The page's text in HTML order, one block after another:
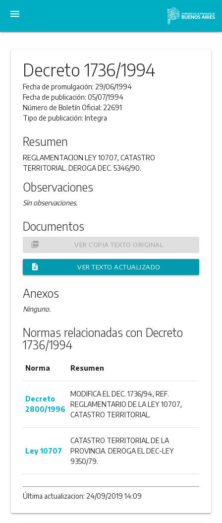
menu
Decreto 1736/1994
Fecha de promulgación: 29/06/1994
Fecha de publicación:05/07/1994
Número de Boletín Oficial: 22691
Tipo de publicación:Integra
Resumen
REGLAMENTACION LEY 10707, CATASTRO
TERRITORIAL. DEROGA DEC. 5346/90.
Observaciones
Sin observaciones.
Documentos
picture_as_pdf VER COPIA TEXTO ORIGINAL
description VER TEXTO ACTUALIZADO
Anexos
Ninguno.
Normas relacionadas con Decreto
1736/1994
Norma Resumen
Decreto
2800/1996
MODIFICA EL DEC. 1736/94, REF.
REGLAMENTARIO DE LA LEY 10707,
CATASTRO TERRITORIAL.
Ley 10707
CATASTRO TERRITORIAL DE LA
PROVINCIA. DEROGA EL DEC-LEY
9350/79.
Última actualizacion: 24/09/2019 14:09